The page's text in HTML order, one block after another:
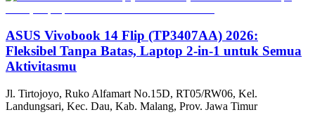
ASUS Vivobook 14 Flip (TP3407AA) 2026:
Fleksibel Tanpa Batas, Laptop 2-in-1 untuk Semua
Aktivitasmu
Jl. Tirtojoyo, Ruko Alfamart No.15D, RT05/RW06, Kel.
Landungsari, Kec. Dau, Kab. Malang, Prov. Jawa Timur